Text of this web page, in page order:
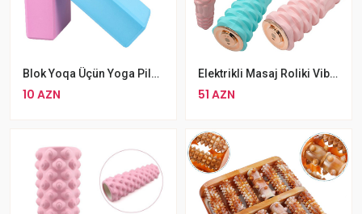
Blok Yoqa Üçün Yoga Pilates Köpük Kərpici
10 AZN
Elektrikli Masaj Roliki Vibrasiyalı Silinder
51 AZN